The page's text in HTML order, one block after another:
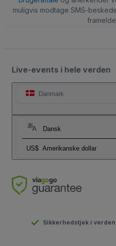
muligvis modtage SMS-
Live-events i hele verden
Danmark
Dansk
US$ Amerikanske dollar
Sikkerhedstjek i